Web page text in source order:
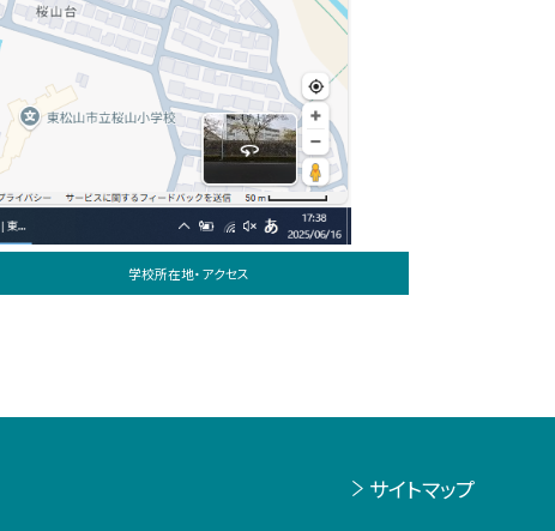
学校所在地・アクセス
サイトマップ